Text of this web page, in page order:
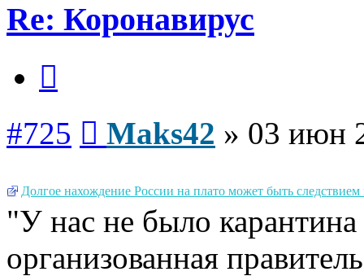
Re: Коронавирус
#725 Maks42 » 03 июн
Долгое нахождение России на плато может быть
"У нас не было карантина
организованная